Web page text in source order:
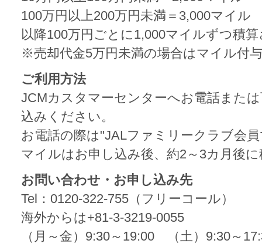
100万円以上200万円未満＝3,000マイル
以降100万円ごとに1,000マイルずつ積
※売却代金5万円未満の場合はマイル付
ご利用方法
JCMカスタマーセンターへお電話また
込みください。
お電話の際は"JALファミリークラブ会
マイルはお申し込み後、約2～3カ月後
お問い合わせ・お申し込み先
Tel：0120-322-755（フリーコール）
海外からは+81-3-3219-0055
（月～金）9:30～19:00 （土）9:30～